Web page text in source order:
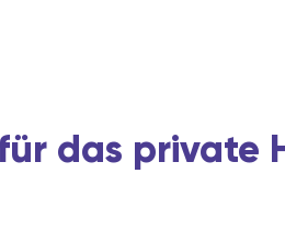
das private